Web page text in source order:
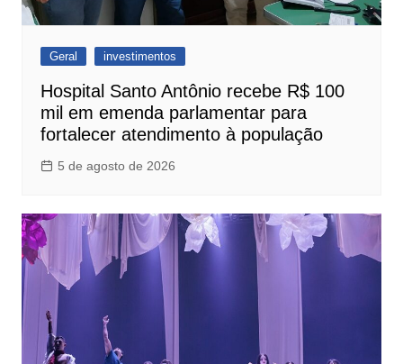
Geral investimentos
Hospital Santo Antônio recebe R$ 100
mil em emenda parlamentar para
fortalecer atendimento à população
5 de agosto de 2026